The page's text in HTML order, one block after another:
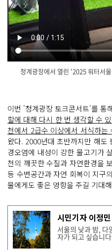
청계광장에서 열린 '2025 워터서
이번 '청계광장 토크콘서트'를 통
할에 대해 다시 한 번 생각할 수
천에서 2급수 이상에서 서식하는
왔다. 2000년대 초반까지만 해도
경오염에 내성이 강한 물고기가
천의 깨끗한 수질과 자연환경을
등 수변공간과 자연 회복이 지구
물에게도 좋은 영향을 주길 기대
기
사
작
성
시민기자 이정민
서울의 낮과 밤, 다
자가 되고 싶습니